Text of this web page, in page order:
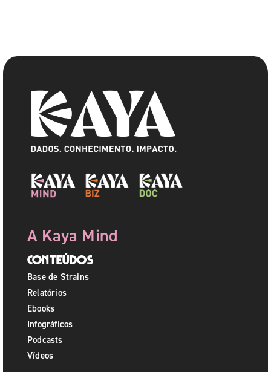
A Kaya Mind
Conteúdos
Base de Strains
Relatórios
Ebooks
Infográficos
Podcasts
Vídeos